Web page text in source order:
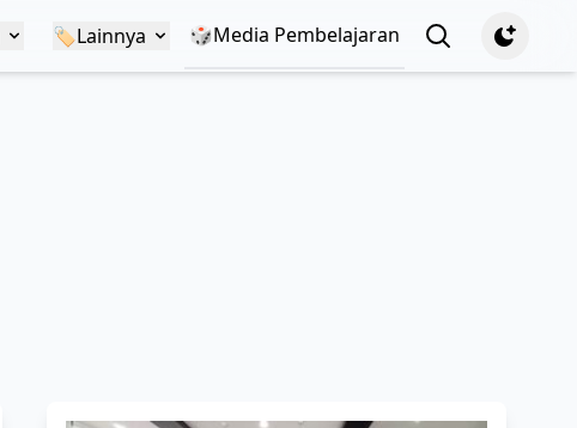
🏷️Lainnya 🎲Media Pembelajaran View